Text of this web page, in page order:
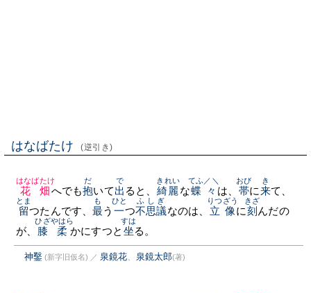
はなばたけ (逆引き)
花畑
はなばたけ
へでも抱
だ
いて出
で
ると、 綺麗
きれい
な蝶々
てふ／＼
は、 帯
おび
に来
き
て、
留
とま
つたんです、最
も
う 一
ひと
つ不思議
ふしぎ
なのは、 立像
りつざう
に刻
きざ
んだの
が、 膝
ひざ
柔
やはら
かにすつと 坐
すは
る。
神鑿 (新字旧仮名) ／ 泉鏡花、 泉鏡太郎(著)